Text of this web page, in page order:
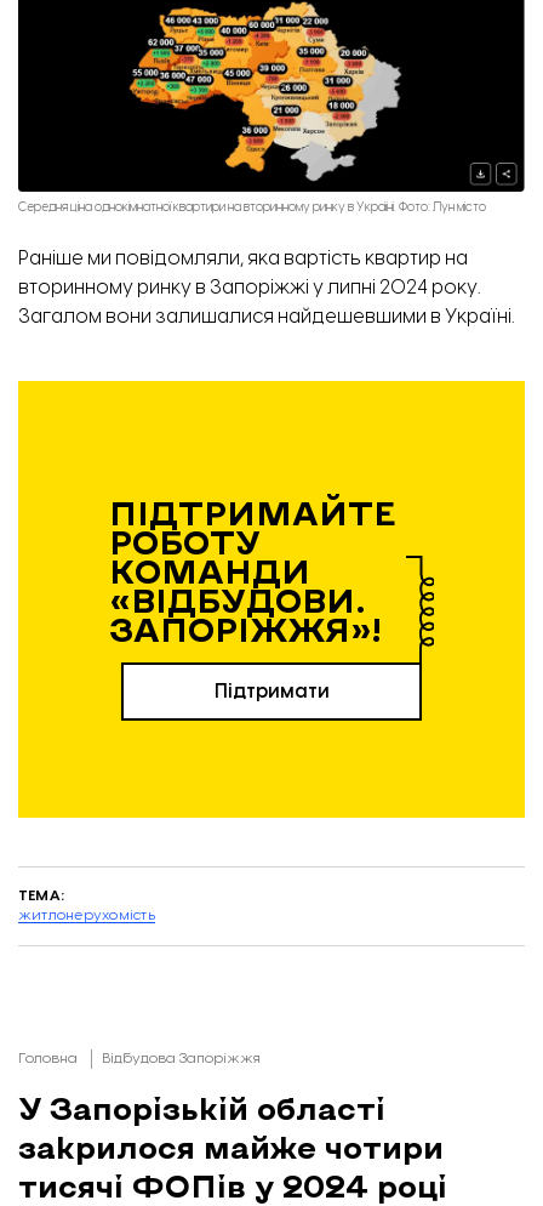
Середня ціна однокімнатної квартири на вторинному ринку в Україні. Фото: Лун місто
Раніше ми повідомляли, яка вартість квартир на
вторинному ринку в Запоріжжі у липні 2024 року.
Загалом вони залишалися найдешевшими в Україні.
ПІДТРИМАЙТЕ
РОБОТУ
КОМАНДИ
«ВІДБУДОВИ.
ЗАПОРІЖЖЯ»!
Підтримати
ТЕМА:
житлонерухомість
Головна Відбудова Запоріжжя
У Запорізькій області
закрилося майже чотири
тисячі ФОПів у 2024 році